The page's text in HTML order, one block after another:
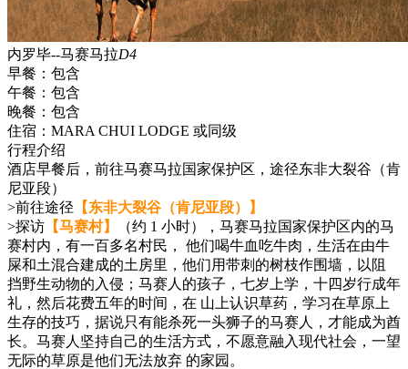
内罗毕--马赛马拉D4
早餐： 包含
午餐： 包含
晚餐： 包含
住宿： MARA CHUI LODGE 或同级
行程介绍
酒店早餐后，前往马赛马拉国家保护区，途径东非大裂谷（肯
尼亚段）
>前往途径 【东非大裂谷（肯尼亚段）】
>探访 【马赛村】
（约 1 小时），马赛马拉国家保护区内的马
赛村内，有一百多名村民， 他们喝牛血吃牛肉，生活在由牛
屎和土混合建成的土房里，他们用带刺的树枝作围墙，以阻
挡野生动物的入侵；马赛人的孩子，七岁上学，十四岁行成年
礼，然后花费五年的时间，在 山上认识草药，学习在草原上
生存的技巧，据说只有能杀死一头狮子的马赛人，才能成为酋
长。马赛人坚持自己的生活方式，不愿意融入现代社会，一望
无际的草原是他们无法放弃 的家园。